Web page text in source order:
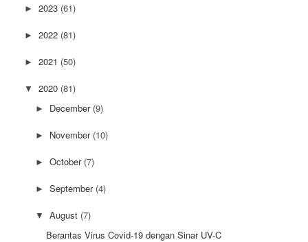
► 2023 (61)
► 2022 (81)
► 2021 (50)
▼ 2020 (81)
► December (9)
► November (10)
► October (7)
► September (4)
▼ August (7)
Berantas Virus Covid-19 dengan Sinar UV-C